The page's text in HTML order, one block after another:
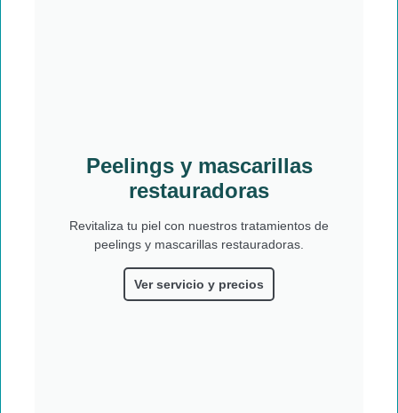
Peelings y mascarillas
restauradoras
Revitaliza tu piel con nuestros tratamientos de
peelings y mascarillas restauradoras.
Ver servicio y precios